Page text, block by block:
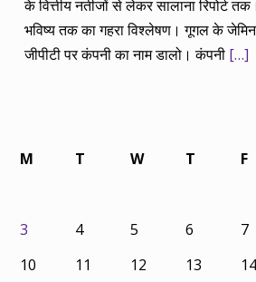
के वित्तीय नतीजों से लेकर सालाना रिपोर्ट
भविष्य तक का गहरा विश्लेषण। गूगल के
जीपीटी पर कंपनी का नाम डालो। कंपनी […]
M
T W T F
3
4 5 6 7
10
11 12 13 14